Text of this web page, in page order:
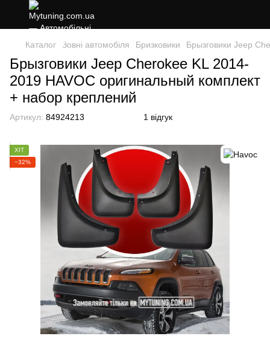
Каталог Зовні автомобіля Бризковики Брызговики Jeep
Брызговики Jeep Cherokee KL 2014-
2019 HAVOC оригинальный комплект
+ набор креплений
Артикул: 84924213 1 відгук
ХІТ
−32%